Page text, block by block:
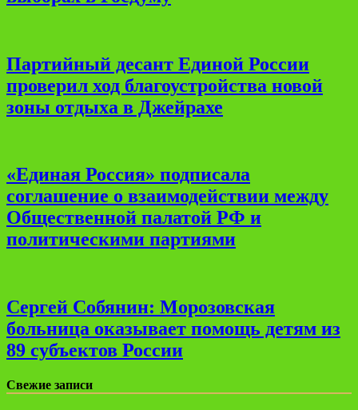
Партийный десант Единой России
проверил ход благоустройства новой
зоны отдыха в Джейрахе
«Единая Россия» подписала
соглашение о взаимодействии между
Общественной палатой РФ и
политическими партиями
Сергей Собянин: Морозовская
больница оказывает помощь детям из
89 субъектов России
Свежие записи